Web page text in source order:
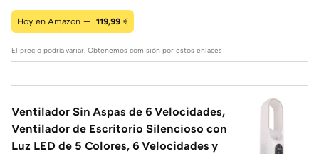
Hoy en Amazon — 119,99 €
El precio podría variar. Obtenemos comisión por estos enlaces
Ventilador Sin Aspas de 6 Velocidades,
Ventilador de Escritorio Silencioso con
Luz LED de 5 Colores, 6 Velocidades y